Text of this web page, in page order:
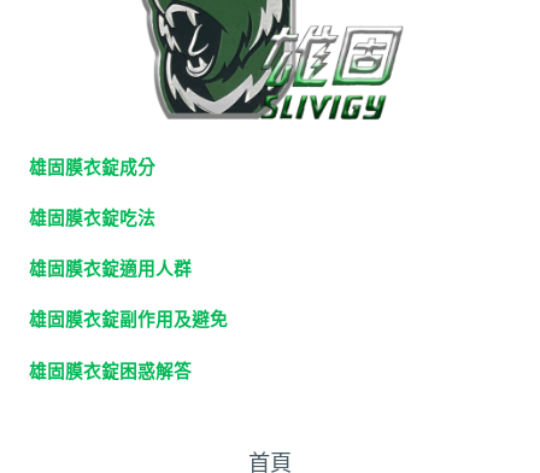
雄固膜衣錠成分
雄固膜衣錠吃法
雄固膜衣錠適用人群
雄固膜衣錠副作用及避免
雄固膜衣錠困惑解答
首頁